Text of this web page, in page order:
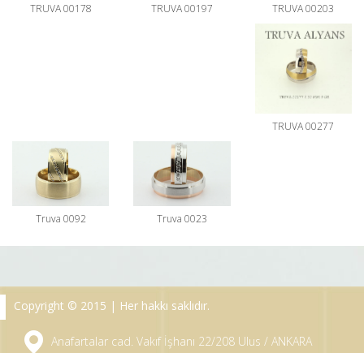
TRUVA 00178 TRUVA 00197 TRUVA 00203
TRUVA 00277
Truva 0092 Truva 0023
Copyright © 2015 | Her hakkı saklıdır.
Anafartalar cad. Vakıf İşhanı 22/208 Ulus / ANKARA